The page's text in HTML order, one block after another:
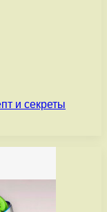
и секреты